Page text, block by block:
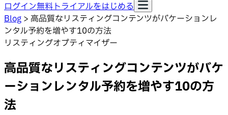
ログイン無料トライアルをはじめる
Blog > 高品質なリスティングコンテンツがバケーションレ
ンタル予約を増やす10の方法
リスティングオプティマイザー
高品質なリスティングコンテンツがバケ
ーションレンタル予約を増やす10の方
法